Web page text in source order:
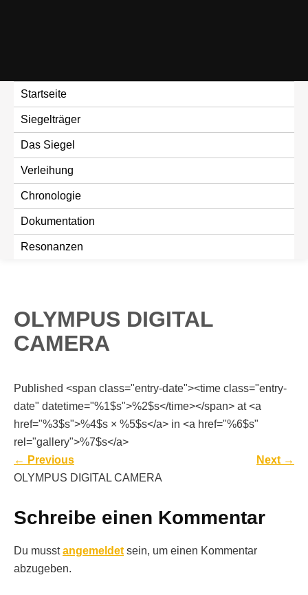
Startseite
Siegelträger
Das Siegel
Verleihung
Chronologie
Dokumentation
Resonanzen
OLYMPUS DIGITAL
CAMERA
Published <span class="entry-date"><time class="entry-
date" datetime="%1$s">%2$s</time></span> at <a
href="%3$s">%4$s × %5$s</a> in <a href="%6$s"
rel="gallery">%7$s</a>
← Previous Next →
OLYMPUS DIGITAL CAMERA
Schreibe einen Kommentar
Du musstangemeldet sein, um einen Kommentar
abzugeben.